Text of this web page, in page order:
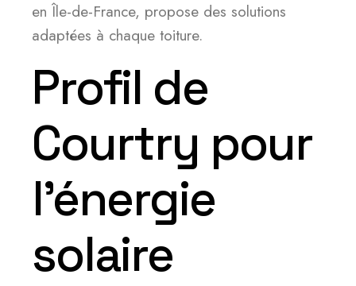
en Île-de-France, propose des solutions
adaptées à chaque toiture.
Profil de
Courtry pour
l’énergie
solaire